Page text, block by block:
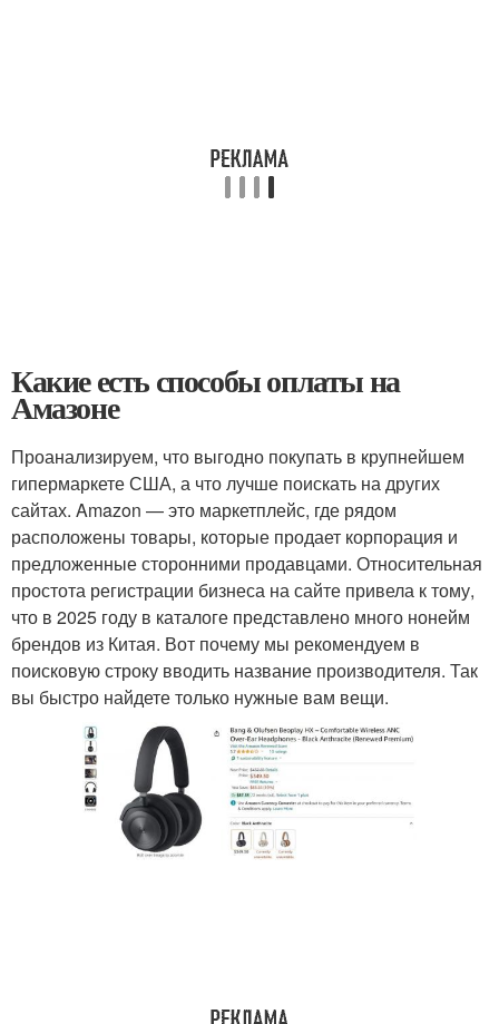
Какие есть способы оплаты на
Амазоне
Проанализируем, что выгодно покупать в крупнейшем
гипермаркете США, а что лучше поискать на других
сайтах. Amazon — это маркетплейс, где рядом
расположены товары, которые продает корпорация и
предложенные сторонними продавцами. Относительная
простота регистрации бизнеса на сайте привела к тому,
что в 2025 году в каталоге представлено много нонейм
брендов из Китая. Вот почему мы рекомендуем в
поисковую строку вводить название производителя. Так
вы быстро найдете только нужные вам вещи.